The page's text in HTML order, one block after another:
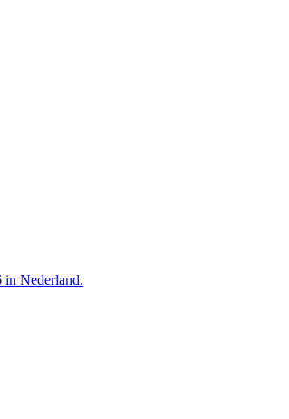
Nederland.